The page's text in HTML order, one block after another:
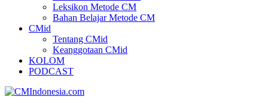
Leksikon Metode CM
Bahan Belajar Metode CM
CMid
Tentang CMid
Keanggotaan CMid
KOLOM
PODCAST